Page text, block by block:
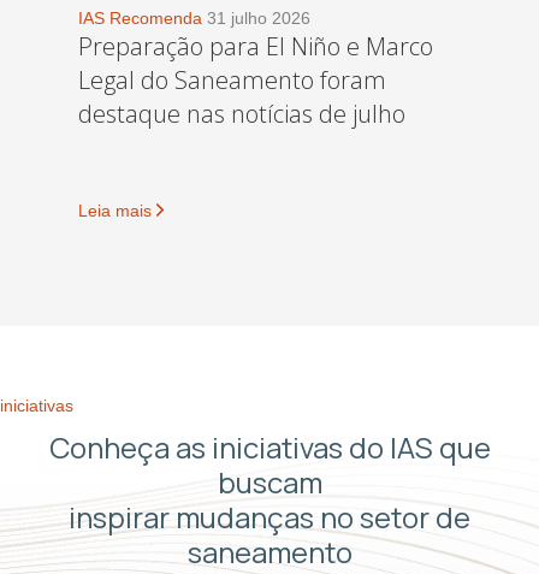
IAS Recomenda 31 julho 2026
Preparação para El Niño e Marco
Legal do Saneamento foram
destaque nas notícias de julho
Leia mais
iniciativas
Conheça as iniciativas do IAS que
buscam
inspirar mudanças no setor de
saneamento